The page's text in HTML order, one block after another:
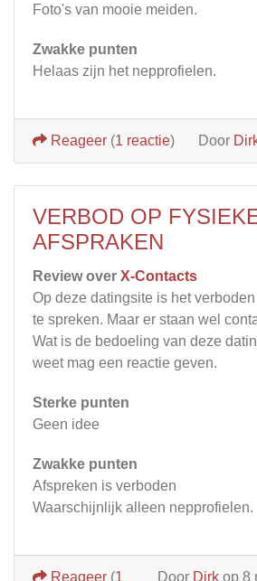
Foto's van mooie meiden.
Zwakke punten
Helaas zijn het nepprofielen.
Door
Reageer (1 reactie)
VERBOD OP
AFSPRAKEN
Review over X-Contacts
Op deze datingsite is het
te spreken. Maar er staan wel
Wat is de bedoeling van deze
weet mag een reactie geven.
Sterke punten
Geen idee
Zwakke punten
Afspreken is verboden
Waarschijnlijk alleen nepprofielen.
Door Dirk op 8
Reageer (1